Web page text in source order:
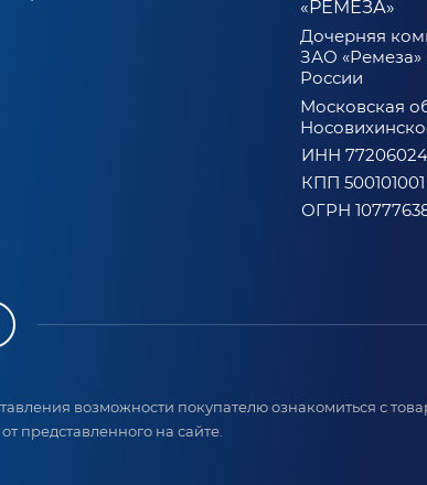
«РЕМЕЗА»
Дочерняя
ЗАО «Ремеза»
России
Московская
ИНН
КПП 500101001
ОГРН
возможности покупателю ознакомиться с
представленного на сайте.